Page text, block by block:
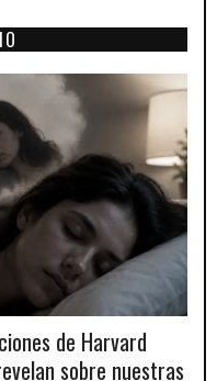
de Harvard
sobre nuestras